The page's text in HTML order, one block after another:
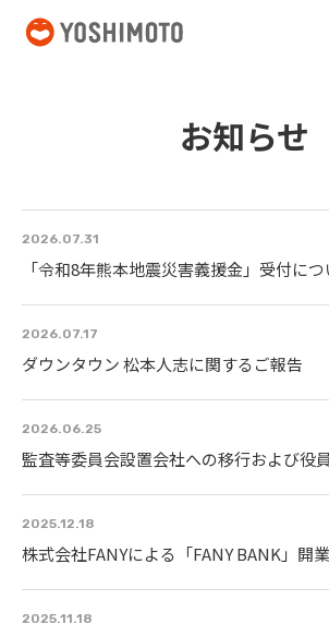
お知らせ
2026.07.31
「令和8年熊本地震災害義援金」受付に
2026.07.17
ダウンタウン 松本人志に関するご報告
2026.06.25
監査等委員会設置会社への移行および役
2025.12.18
株式会社FANYによる「FANY BANK」開
2025.11.18